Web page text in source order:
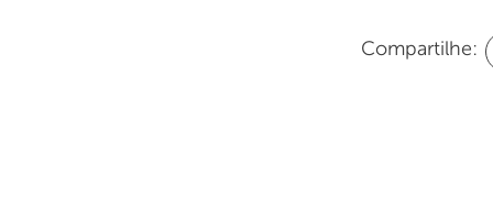
Compartilhe: